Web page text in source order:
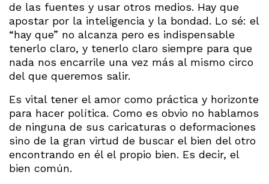
de las fuentes y usar otros medios. Hay que
apostar por la inteligencia y la bondad. Lo sé: el
“hay que” no alcanza pero es indispensable
tenerlo claro, y tenerlo claro siempre para que
nada nos encarrile una vez más al mismo circo
del que queremos salir.
Es vital tener el amor como práctica y horizonte
para hacer política. Como es obvio no hablamos
de ninguna de sus caricaturas o deformaciones
sino de la gran virtud de buscar el bien del otro
encontrando en él el propio bien. Es decir, el
bien común.